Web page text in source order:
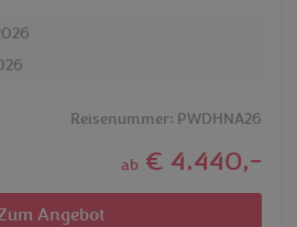
Reisenummer: PWDHNA26
ab € 4.440,-
Angebot